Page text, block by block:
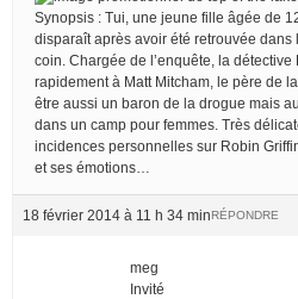
Synopsis : Tui, une jeune fille âgée de
disparaît après avoir été retrouvée dans
coin. Chargée de l’enquête, la
rapidement à Matt Mitcham, le père de
être aussi un baron de la drogue mais
dans un camp pour femmes. Très
incidences personnelles sur Robin
et ses émotions…
18 février 2014 à 11 h 34 minRÉPONDRE
meg
Invité